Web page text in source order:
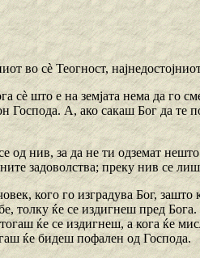
во cѐ Теогност,
сѐ што е на земјата нема да го
Господа. А, ако сакаш Бог да те
од нив, за да не ти одземат
задоволства; преку нив се
кого го изградува Бог, зашто
толку ќе се издигнеш пред
ќе се издигнеш, а кога ќе
ќе бидеш пофален од Господа.